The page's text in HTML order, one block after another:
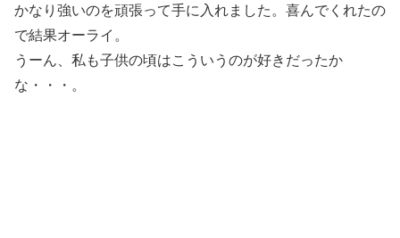
かなり強いのを頑張って手に入れました。喜んでくれたの
で結果オーライ。
うーん、私も子供の頃はこういうのが好きだったか
な・・・。